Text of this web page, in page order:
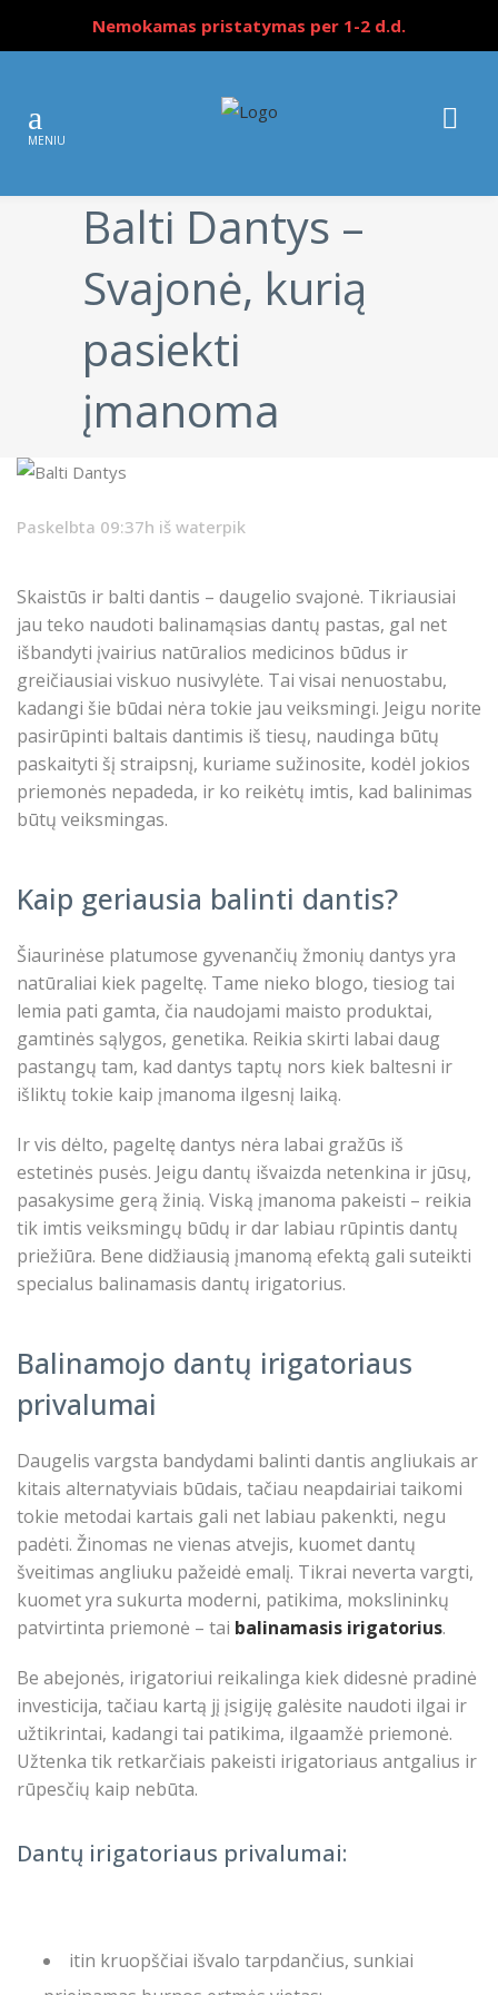
Nemokamas pristatymas per 1-2 d.d.
Balti Dantys –
Svajonė, kurią
pasiekti
įmanoma
Paskelbta 09:37h iš waterpik
Skaistūs ir balti dantis – daugelio svajonė. Tikriausiai
jau teko naudoti balinamąsias dantų pastas, gal net
išbandyti įvairius natūralios medicinos būdus ir
greičiausiai viskuo nusivylėte. Tai visai nenuostabu,
kadangi šie būdai nėra tokie jau veiksmingi. Jeigu norite
pasirūpinti baltais dantimis iš tiesų, naudinga būtų
paskaityti šį straipsnį, kuriame sužinosite, kodėl jokios
priemonės nepadeda, ir ko reikėtų imtis, kad balinimas
būtų veiksmingas.
Kaip geriausia balinti dantis?
Šiaurinėse platumose gyvenančių žmonių dantys yra
natūraliai kiek pageltę. Tame nieko blogo, tiesiog tai
lemia pati gamta, čia naudojami maisto produktai,
gamtinės sąlygos, genetika. Reikia skirti labai daug
pastangų tam, kad dantys taptų nors kiek baltesni ir
išliktų tokie kaip įmanoma ilgesnį laiką.
Ir vis dėlto, pageltę dantys nėra labai gražūs iš
estetinės pusės. Jeigu dantų išvaizda netenkina ir jūsų,
pasakysime gerą žinią. Viską įmanoma pakeisti – reikia
tik imtis veiksmingų būdų ir dar labiau rūpintis dantų
priežiūra. Bene didžiausią įmanomą efektą gali suteikti
specialus balinamasis dantų irigatorius.
Balinamojo dantų irigatoriaus
privalumai
Daugelis vargsta bandydami balinti dantis angliukais ar
kitais alternatyviais būdais, tačiau neapdairiai taikomi
tokie metodai kartais gali net labiau pakenkti, negu
padėti. Žinomas ne vienas atvejis, kuomet dantų
šveitimas angliuku pažeidė emalį. Tikrai neverta vargti,
kuomet yra sukurta moderni, patikima, mokslininkų
patvirtinta priemonė – tai balinamasis irigatorius.
Be abejonės, irigatoriui reikalinga kiek didesnė pradinė
investicija, tačiau kartą jį įsigiję galėsite naudoti ilgai ir
užtikrintai, kadangi tai patikima, ilgaamžė priemonė.
Užtenka tik retkarčiais pakeisti irigatoriaus antgalius ir
rūpesčių kaip nebūta.
Dantų irigatoriaus privalumai:
itin kruopščiai išvalo tarpdančius, sunkiai